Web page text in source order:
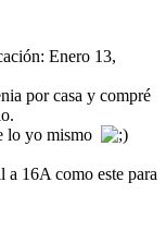
: Enero 13,
por casa y compré
lo yo mismo
16A como este para